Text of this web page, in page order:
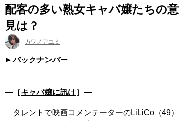
配客の多い熟女キャバ嬢たちの意
見は？
カワノアユミ
バックナンバー
―［キャバ嬢に訊け］―
タレントで映画コメンテーターのLiLiCo（49）